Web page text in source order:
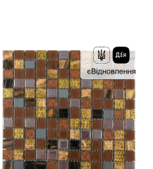
Основа: Сітка
Кількість модулів у упаковці :
13 шт.
Вага модуля: 2.308 кг
Розмір чіпа: 20x20 мм
Товщина чіпа: 8 мм
Площа модуля: 0,09 м²
Країна виробника: Китай
Бренд: Mozaico de Lux
Тип поверхні:
Полірована, Матова, Глянцева, Неглазурована
: новий